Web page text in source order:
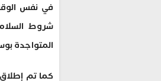
في نفس الوقت
شروط
المتواجدة
كما تم